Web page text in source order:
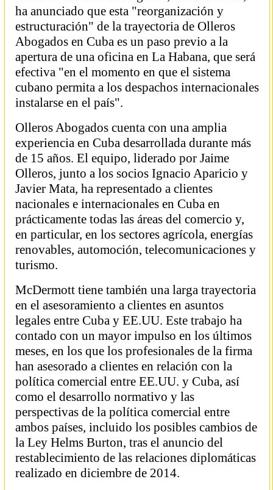
ha anunciado que esta "reorganización y
estructuración" de la trayectoria de Olleros
Abogados en Cuba es un paso previo a la
apertura de una oficina en La Habana, que será
efectiva "en el momento en que el sistema
cubano permita a los despachos internacionales
instalarse en el país".
Olleros Abogados cuenta con una amplia
experiencia en Cuba desarrollada durante más
de 15 años. El equipo, liderado por Jaime
Olleros, junto a los socios Ignacio Aparicio y
Javier Mata, ha representado a clientes
nacionales e internacionales en Cuba en
prácticamente todas las áreas del comercio y,
en particular, en los sectores agrícola, energías
renovables, automoción, telecomunicaciones y
turismo.
McDermott tiene también una larga trayectoria
en el asesoramiento a clientes en asuntos
legales entre Cuba y EE.UU. Este trabajo ha
contado con un mayor impulso en los últimos
meses, en los que los profesionales de la firma
han asesorado a clientes en relación con la
política comercial entre EE.UU. y Cuba, así
como el desarrollo normativo y las
perspectivas de la política comercial entre
ambos países, incluido los posibles cambios de
la Ley Helms Burton, tras el anuncio del
restablecimiento de las relaciones diplomáticas
realizado en diciembre de 2014.